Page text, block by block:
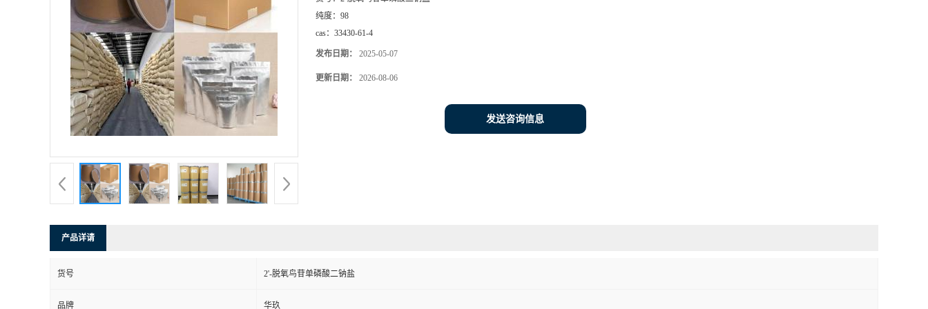
纯度： 98
cas： 33430-61-4
发布日期： 2025-05-07
更新日期： 2026-08-06
发送咨询信息
产品详请
货号 2'-脱氧鸟苷单磷酸二钠盐
品牌 华玖